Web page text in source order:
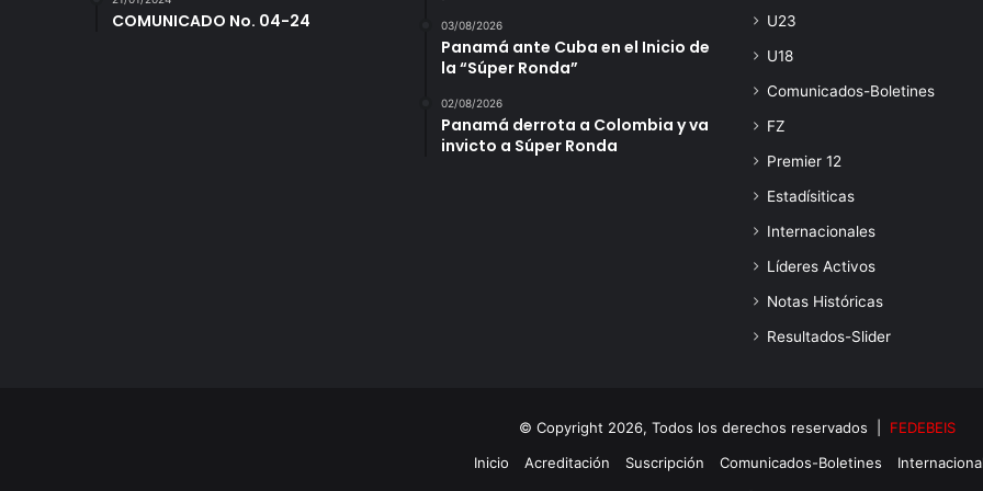
COMUNICADO No. 04-24 03/08/2026
Panamá ante Cuba en el Inicio de
la “Súper Ronda”
02/08/2026
Panamá derrota a Colombia y va
invicto a Súper Ronda
U23
U18
Comunicados-Boletines
FZ
Premier 12
Estadísiticas
Internacionales
Líderes Activos
Notas Históricas
Resultados-Slider
© Copyright 2026, Todos los derechos reservados | FEDEBEIS
Inicio
Acreditación Suscripción Comunicados-Boletines